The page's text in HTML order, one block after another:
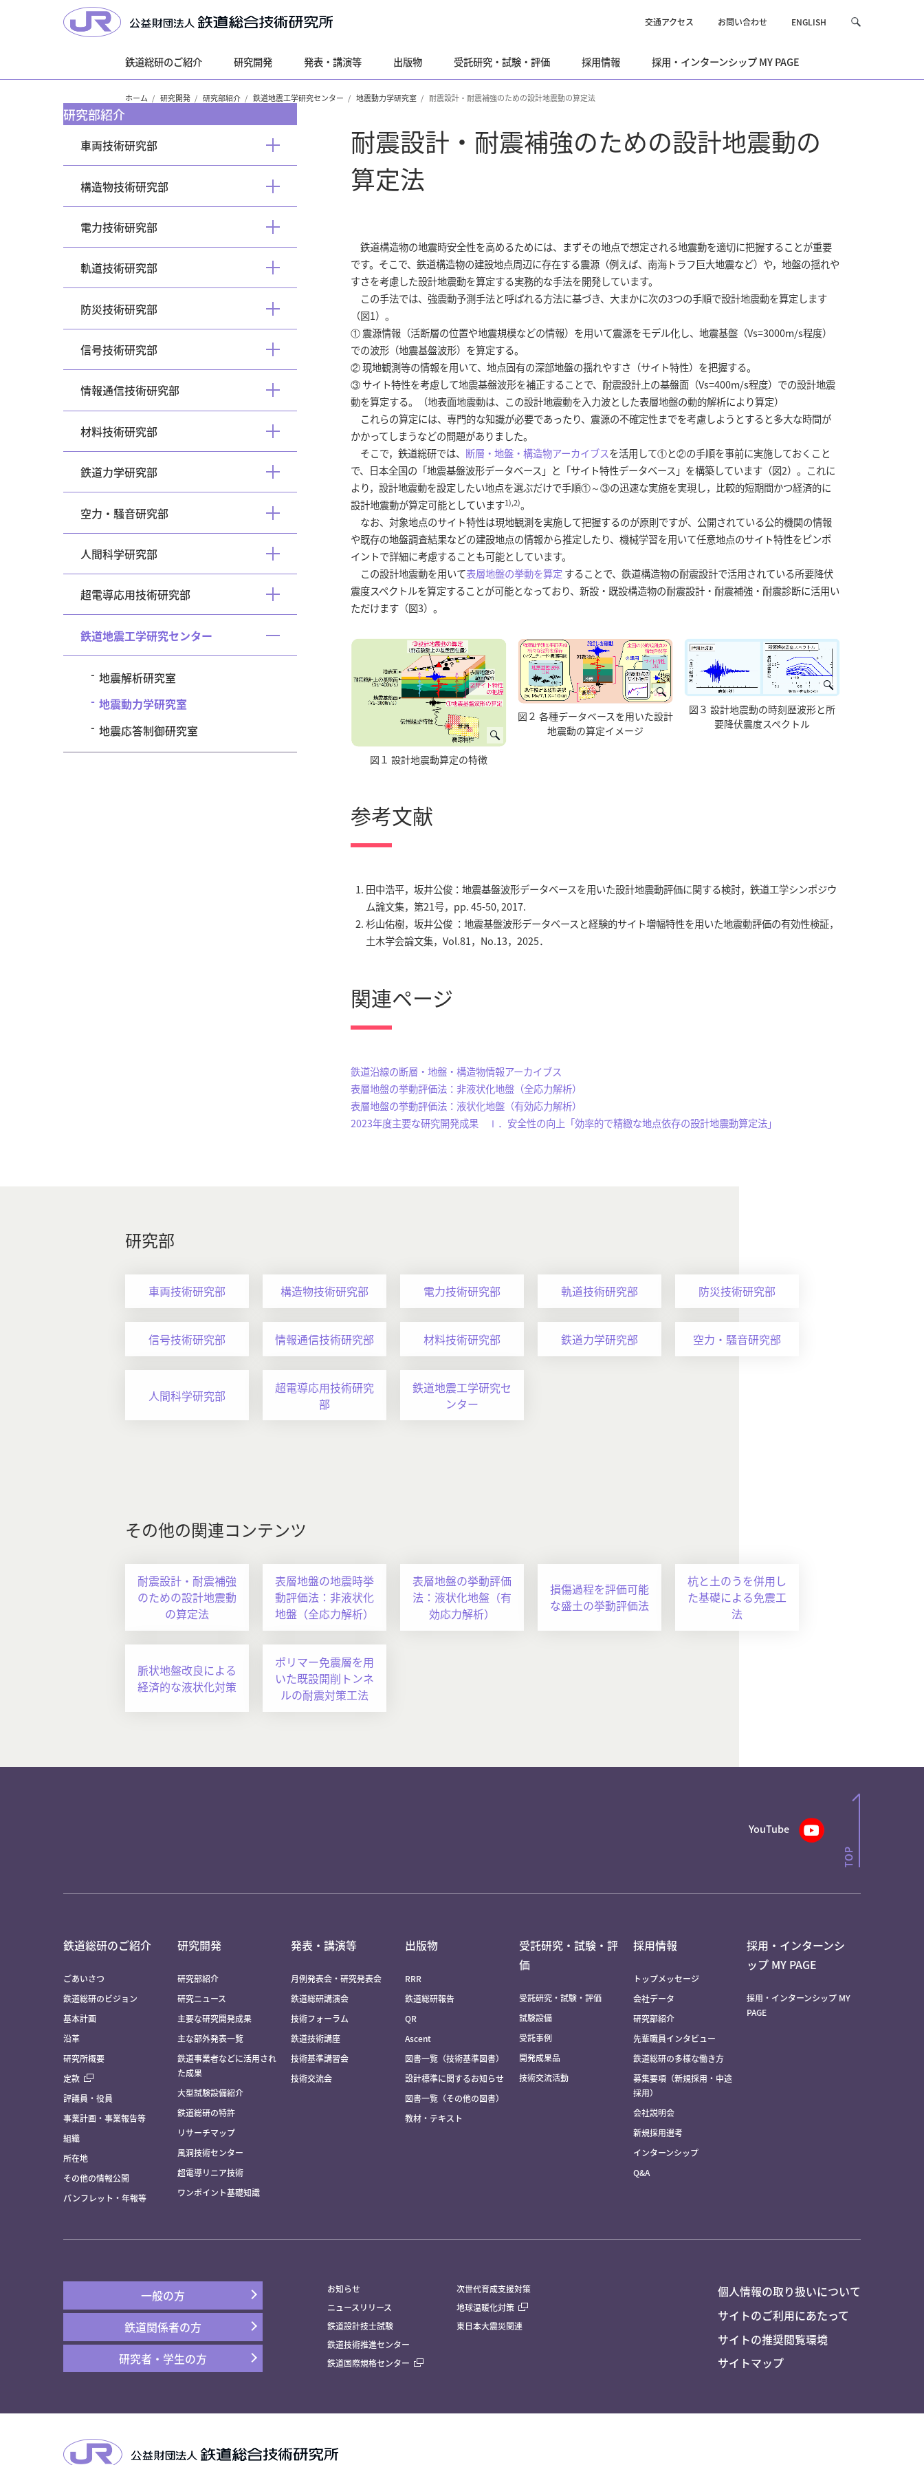
交通アクセス お問い合わせ ENGLISH
サ
を
鉄道総研のご紹介 研究開発 発表・講演等 出版物 受託研究・試験・評価 採用情報 採用・インターンシップ MY PAGE
ホーム 研究開発 研究部紹介 鉄道地震工学研究センター 地震動力学研究室 耐震設計・耐震補強のための設計地震動の算定法
研究部紹介
車両技術研究部
く
構造物技術研究部
く
電力技術研究部
く
軌道技術研究部
く
防災技術研究部
く
信号技術研究部
く
情報通信技術研究部
く
材料技術研究部
く
鉄道力学研究部
く
空力・騒音研究部
く
人間科学研究部
く
超電導応用技術研究部
く
鉄道地震工学研究センター
く
地震解析研究室
地震動力学研究室
地震応答制御研究室
耐震設計・耐震補強のための設計地震動の
算定法
鉄道構造物の地震時安全性を高めるためには、まずその地点で想定される地震動を適切に把握することが重要
です。そこで、鉄道構造物の建設地点周辺に存在する震源（例えば、南海トラフ巨大地震など）や，地盤の揺れや
すさを考慮した設計地震動を算定する実務的な手法を開発しています。
この手法では、強震動予測手法と呼ばれる方法に基づき、大まかに次の3つの手順で設計地震動を算定します
（図1）。
① 震源情報（活断層の位置や地震規模などの情報）を用いて震源をモデル化し、地震基盤（Vs=3000m/s程度）
での波形（地震基盤波形）を算定する。
② 現地観測等の情報を用いて、地点固有の深部地盤の揺れやすさ（サイト特性）を把握する。
③ サイト特性を考慮して地震基盤波形を補正することで、耐震設計上の基盤面（Vs=400m/s程度）での設計地震
動を算定する。（地表面地震動は、この設計地震動を入力波とした表層地盤の動的解析により算定）
これらの算定には、専門的な知識が必要であったり、震源の不確定性までを考慮しようとすると多大な時間が
かかってしまうなどの問題がありました。
そこで，鉄道総研では、 断層・地盤・構造物アーカイブスを活用して①と②の手順を事前に実施しておくこと
で、日本全国の「地震基盤波形データベース」と「サイト特性データベース」を構築しています（図2）。これに
より，設計地震動を設定したい地点を選ぶだけで手順①～③の迅速な実施を実現し，比較的短期間かつ経済的に
設計地震動が算定可能としています1),2)。
なお、対象地点のサイト特性は現地観測を実施して把握するのが原則ですが、公開されている公的機関の情報
や既存の地盤調査結果などの建設地点の情報から推定したり、機械学習を用いて任意地点のサイト特性をピンポ
イントで詳細に考慮することも可能としています。
この設計地震動を用いて表層地盤の挙動を算定 することで、鉄道構造物の耐震設計で活用されている所要降伏
震度スペクトルを算定することが可能となっており、新設・既設構造物の耐震設計・耐震補強・耐震診断に活用い
ただけます（図3）。
図１ 設計地震動算定の特徴
図２ 各種データベースを用いた設計
地震動の算定イメージ
図３ 設計地震動の時刻歴波形と所
要降伏震度スペクトル
参考文献
田中浩平，坂井公俊：地震基盤波形データベースを用いた設計地震動評価に関する検討，鉄道工学シンポジウ
ム論文集，第21号，pp. 45-50, 2017.
杉山佑樹，坂井公俊 ：地震基盤波形データベースと経験的サイト増幅特性を用いた地震動評価の有効性検証，
土木学会論文集，Vol.81，No.13，2025．
関連ページ
鉄道沿線の断層・地盤・構造物情報アーカイブス
表層地盤の挙動評価法：非液状化地盤（全応力解析）
表層地盤の挙動評価法：液状化地盤（有効応力解析）
2023年度主要な研究開発成果 Ⅰ．安全性の向上「効率的で精緻な地点依存の設計地震動算定法」
研究部
車両技術研究部 構造物技術研究部 電力技術研究部 軌道技術研究部 防災技術研究部
信号技術研究部 情報通信技術研究部 材料技術研究部 鉄道力学研究部 空力・騒音研究部
人間科学研究部
超電導応用技術研究
部
鉄道地震工学研究セ
ンター
その他の関連コンテンツ
耐震設計・耐震補強
のための設計地震動
の算定法
表層地盤の地震時挙
動評価法：非液状化
地盤（全応力解析）
表層地盤の挙動評価
法：液状化地盤（有
効応力解析）
損傷過程を評価可能
な盛土の挙動評価法
杭と土のうを併用し
た基礎による免震工
法
脈状地盤改良による
経済的な液状化対策
ポリマー免震層を用
いた既設開削トンネ
ルの耐震対策工法
YouTube
鉄道総研のご紹介
ごあいさつ
鉄道総研のビジョン
基本計画
沿革
研究所概要
定款
評議員・役員
事業計画・事業報告等
組織
所在地
その他の情報公開
パンフレット・年報等
研究開発
研究部紹介
研究ニュース
主要な研究開発成果
主な部外発表一覧
鉄道事業者などに活用され
た成果
大型試験設備紹介
鉄道総研の特許
リサーチマップ
風洞技術センター
超電導リニア技術
ワンポイント基礎知識
発表・講演等
月例発表会・研究発表会
鉄道総研講演会
技術フォーラム
鉄道技術講座
技術基準講習会
技術交流会
出版物
RRR
鉄道総研報告
QR
Ascent
図書一覧（技術基準図書）
設計標準に関するお知らせ
図書一覧（その他の図書）
教材・テキスト
受託研究・試験・評
価
受託研究・試験・評価
試験設備
受託事例
開発成果品
技術交流活動
採用情報
トップメッセージ
会社データ
研究部紹介
先輩職員インタビュー
鉄道総研の多様な働き方
募集要項（新規採用・中途
採用）
会社説明会
新規採用選考
インターンシップ
Q&A
採用・インターンシ
ップ MY PAGE
採用・インターンシップ MY
PAGE
一般の方
鉄道関係者の方
研究者・学生の方
お知らせ
ニュースリリース
鉄道設計技士試験
鉄道技術推進センター
鉄道国際規格センター
次世代育成支援対策
地球温暖化対策
東日本大震災関連
個人情報の取り扱いについて
サイトのご利用にあたって
サイトの推奨閲覧環境
サイトマップ